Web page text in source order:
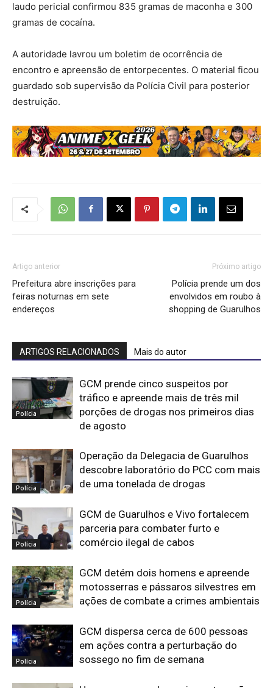
laudo pericial confirmou 835 gramas de maconha e 300
gramas de cocaína.
A autoridade lavrou um boletim de ocorrência de
encontro e apreensão de entorpecentes. O material ficou
guardado sob supervisão da Polícia Civil para posterior
destruição.
Artigo anterior
Prefeitura abre inscrições para
feiras noturnas em sete
endereços
Próximo artigo
Polícia prende um dos
envolvidos em roubo à
shopping de Guarulhos
ARTIGOS RELACIONADOS Mais do autor
Polícia
GCM prende cinco suspeitos por
tráfico e apreende mais de três mil
porções de drogas nos primeiros dias
de agosto
Polícia
Operação da Delegacia de Guarulhos
descobre laboratório do PCC com mais
de uma tonelada de drogas
Polícia
GCM de Guarulhos e Vivo fortalecem
parceria para combater furto e
comércio ilegal de cabos
Polícia
GCM detém dois homens e apreende
motosserras e pássaros silvestres em
ações de combate a crimes ambientais
Polícia
GCM dispersa cerca de 600 pessoas
em ações contra a perturbação do
sossego no fim de semana